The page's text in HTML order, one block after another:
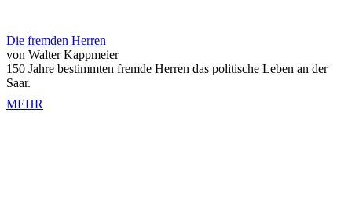
Die fremden Herren
von Walter Kappmeier
150 Jahre bestimmten fremde Herren das politische Leben an der
Saar.
MEHR